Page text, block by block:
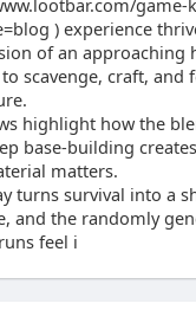
game-
) experience
of an approaching
scavenge, craft, and
highlight how the
base-building
matters.
turns survival into a
and the randomly
feel i